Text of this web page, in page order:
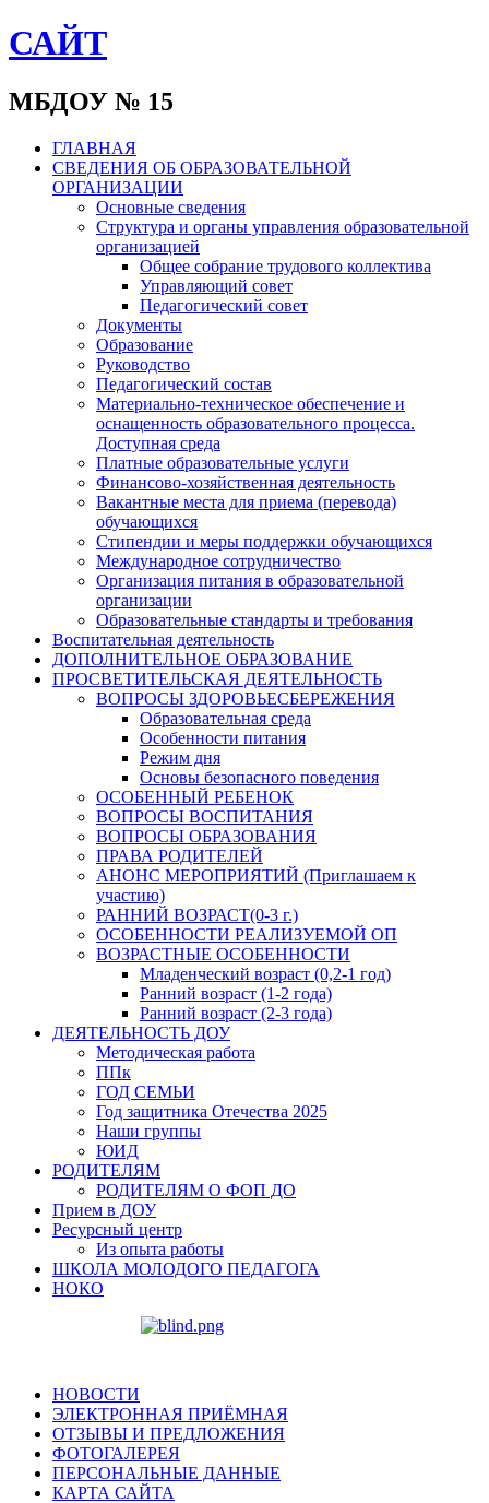
САЙТ
МБДОУ № 15
ГЛАВНАЯ
СВЕДЕНИЯ ОБ ОБРАЗОВАТЕЛЬНОЙ
ОРГАНИЗАЦИИ
Основные сведения
Структура и органы управления образовательной
организацией
Общее собрание трудового коллектива
Управляющий совет
Педагогический совет
Документы
Образование
Руководство
Педагогический состав
Материально-техническое обеспечение и
оснащенность образовательного процесса.
Доступная среда
Платные образовательные услуги
Финансово-хозяйственная деятельность
Вакантные места для приема (перевода)
обучающихся
Стипендии и меры поддержки обучающихся
Международное сотрудничество
Организация питания в образовательной
организации
Образовательные стандарты и требования
Воспитательная деятельность
ДОПОЛНИТЕЛЬНОЕ ОБРАЗОВАНИЕ
ПРОСВЕТИТЕЛЬСКАЯ ДЕЯТЕЛЬНОСТЬ
ВОПРОСЫ ЗДОРОВЬЕСБЕРЕЖЕНИЯ
Образовательная среда
Особенности питания
Режим дня
Основы безопасного поведения
ОСОБЕННЫЙ РЕБЕНОК
ВОПРОСЫ ВОСПИТАНИЯ
ВОПРОСЫ ОБРАЗОВАНИЯ
ПРАВА РОДИТЕЛЕЙ
АНОНС МЕРОПРИЯТИЙ (Приглашаем к
участию)
РАННИЙ ВОЗРАСТ(0-3 г.)
ОСОБЕННОСТИ РЕАЛИЗУЕМОЙ ОП
ВОЗРАСТНЫЕ ОСОБЕННОСТИ
Младенческий возраст (0,2-1 год)
Ранний возраст (1-2 года)
Ранний возраст (2-3 года)
ДЕЯТЕЛЬНОСТЬ ДОУ
Методическая работа
ППк
ГОД СЕМЬИ
Год защитника Отечества 2025
Наши группы
ЮИД
РОДИТЕЛЯМ
РОДИТЕЛЯМ О ФОП ДО
Прием в ДОУ
Ресурсный центр
Из опыта работы
ШКОЛА МОЛОДОГО ПЕДАГОГА
НОКО
НОВОСТИ
ЭЛЕКТРОННАЯ ПРИЁМНАЯ
ОТЗЫВЫ И ПРЕДЛОЖЕНИЯ
ФОТОГАЛЕРЕЯ
ПЕРСОНАЛЬНЫЕ ДАННЫЕ
КАРТА САЙТА